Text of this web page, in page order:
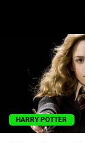
HARRY POTTER